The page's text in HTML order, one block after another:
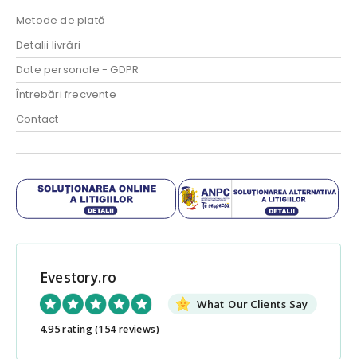
Metode de plată
Detalii livrări
Date personale - GDPR
Întrebări frecvente
Contact
Evestory.ro
What Our Clients Say
4.95 rating(154 reviews)